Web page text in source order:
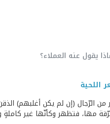
يقول عنه العملاء؟
اللحية
من الرّجال (إن لم يكن أغلبهم)
مها، فتظهر وكأنّها غير كاملةٍ